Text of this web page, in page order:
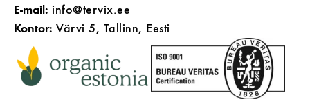
E-mail: info@tervix.ee
Kontor: Värvi 5, Tallinn, Eesti